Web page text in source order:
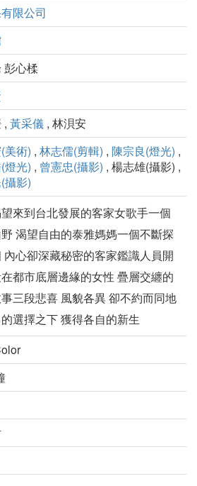
限公司
彭心楺
, 黃采儀 , 林浿安
美術) , 林志儒(剪輯) , 陳宗良(燈光) ,
燈光) , 曾憲忠(攝影) , 楊志雄(攝影) ,
攝影)
來到台北發展的客家女歌手一個
渴望自由的泰雅媽媽一個不斷探
內心卻深藏秘密的客家鑑識人員開
都市底層邊緣的女性 疊層交纏的
三段悲喜 風貌各異 卻不約而同地
選擇之下 獲得各自的新生